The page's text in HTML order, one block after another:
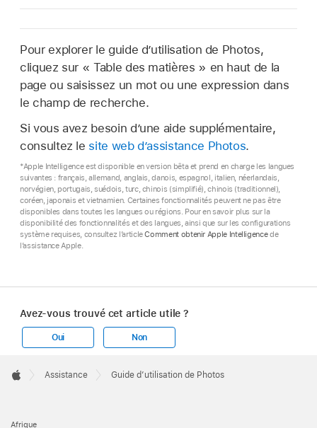
Pour explorer le guide d’utilisation de Photos,
cliquez sur « Table des matières » en haut de la
page ou saisissez un mot ou une expression dans
le champ de recherche.
Si vous avez besoin d’une aide supplémentaire,
consultez le site web d’assistance Photos.
*Apple Intelligence est disponible en version bêta et prend en charge les langues
suivantes : français, allemand, anglais, danois, espagnol, italien, néerlandais,
norvégien, portugais, suédois, turc, chinois (simplifié), chinois (traditionnel),
coréen, japonais et vietnamien. Certaines fonctionnalités peuvent ne pas être
disponibles dans toutes les langues ou régions. Pour en savoir plus sur la
disponibilité des fonctionnalités et des langues, ainsi que sur les configurations
système requises, consultez l’articleComment obtenir Apple Intelligencede
l’assistance Apple.
Avez-vous trouvé cet article utile ?
Oui Non
Footer

Assistance Guide d’utilisation de Photos
Afrique